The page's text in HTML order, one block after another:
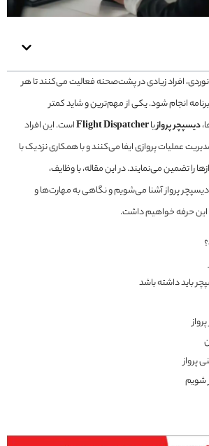
افراد زیادی در پشت‌صحنه فعالیت می‌کنند تا هر
انجام شود. یکی از مهم‌ترین و شاید کمتر
دیسپچر پروازیاFlight Dispatcherاست. این افراد
عملیات پروازی ایفا می‌کنند و با همکاری نزدیک با
را تضمین می‌نمایند. در این مقاله، با وظایف،
پرواز آشنا می‌شویم و نگاهی به مهارت‌ها و
این حرفه خواهیم داشت.
باید داشته باشد
پرواز
شویم